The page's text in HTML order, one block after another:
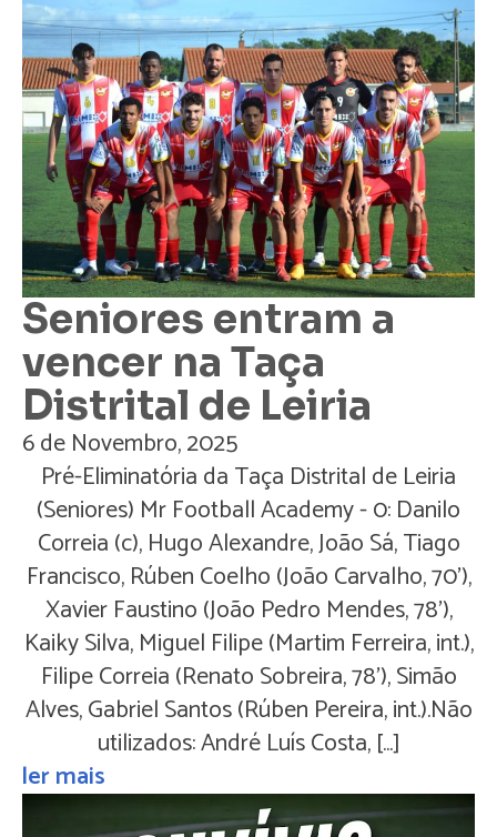
Seniores entram a
vencer na Taça
Distrital de Leiria
6 de Novembro, 2025
Pré-Eliminatória da Taça Distrital de Leiria
(Seniores) Mr Football Academy - 0: Danilo
Correia (c), Hugo Alexandre, João Sá, Tiago
Francisco, Rúben Coelho (João Carvalho, 70'),
Xavier Faustino (João Pedro Mendes, 78'),
Kaiky Silva, Miguel Filipe (Martim Ferreira, int.),
Filipe Correia (Renato Sobreira, 78'), Simão
Alves, Gabriel Santos (Rúben Pereira, int.).Não
utilizados: André Luís Costa, […]
ler mais